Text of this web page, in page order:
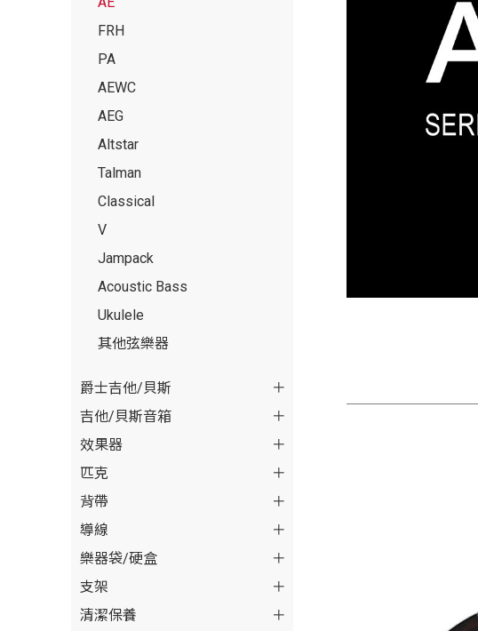
FRH
PA
AEWC
AEG
Altstar
Talman
Classical
V
Jampack
Acoustic Bass
Ukulele
其他弦樂器
爵士吉他/貝斯
吉他/貝斯音箱
效果器
匹克
背帶
導線
樂器袋/硬盒
支架
清潔保養